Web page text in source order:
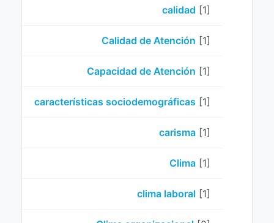
calidad [1]
Calidad de Atención [1]
Capacidad de Atención [1]
características sociodemográficas [1]
carisma [1]
Clima [1]
clima laboral [1]